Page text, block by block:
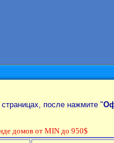
страницах, после нажмите "
домов от MIN до 950$